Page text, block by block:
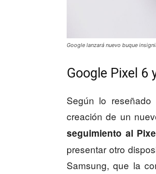
Google lanzará nuevo buque
Google Pixel 6
Según lo
creación de un
seguimiento al
presentar otro
Samsung, que la